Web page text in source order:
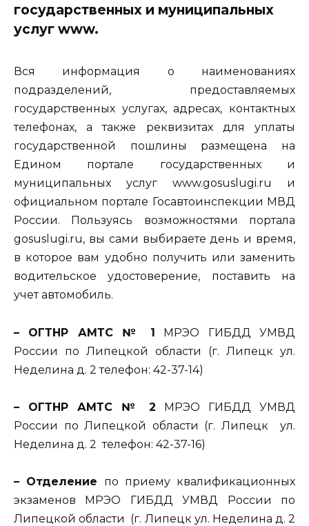
государственных и муниципальных
услуг www.
Вся информация о наименованиях
подразделений, предоставляемых
государственных услугах, адресах, контактных
телефонах, а также реквизитах для уплаты
государственной пошлины размещена на
Едином портале государственных и
муниципальных услуг www.gosuslugi.ru и
официальном портале Госавтоинспекции МВД
России. Пользуясь возможностями портала
gosuslugi.ru, вы сами выбираете день и время,
в которое вам удобно получить или заменить
водительское удостоверение, поставить на
учет автомобиль.
– ОГТНР АМТС № 1 МРЭО ГИБДД УМВД
России по Липецкой области (г. Липецк ул.
Неделина д. 2 телефон: 42-37-14)
– ОГТНР АМТС № 2 МРЭО ГИБДД УМВД
России по Липецкой области (г. Липецк ул.
Неделина д. 2 телефон: 42-37-16)
– Отделение по приему квалификационных
экзаменов МРЭО ГИБДД УМВД России по
Липецкой области (г. Липецк ул. Неделина д. 2